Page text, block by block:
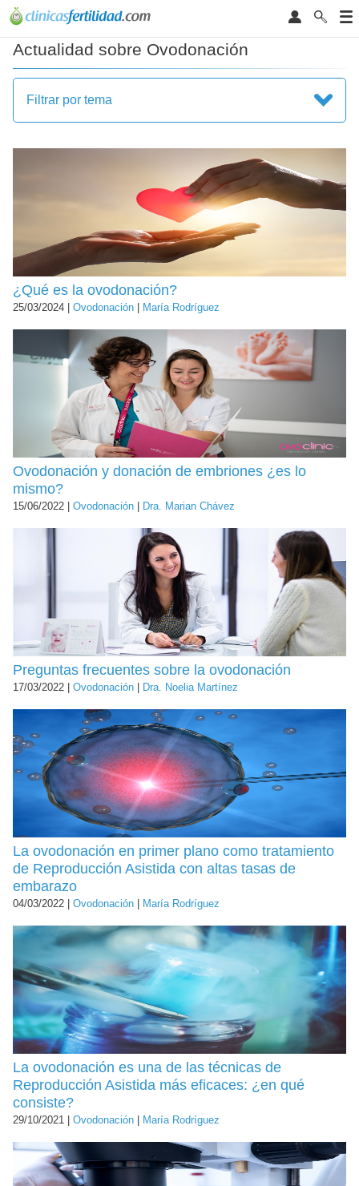
Actualidad sobre Ovodonación
Filtrar por tema
¿Qué es la ovodonación?
25/03/2024 | Ovodonación María Rodríguez
Ovodonación y donación de embriones ¿es lo
mismo?
15/06/2022 | Ovodonación Dra. Marian Chávez
Preguntas frecuentes sobre la ovodonación
17/03/2022 | Ovodonación Dra. Noelia Martínez
La ovodonación en primer plano como tratamiento
de Reproducción Asistida con altas tasas de
embarazo
04/03/2022 | Ovodonación María Rodríguez
La ovodonación es una de las técnicas de
Reproducción Asistida más eficaces: ¿en qué
consiste?
29/10/2021 | Ovodonación María Rodríguez